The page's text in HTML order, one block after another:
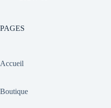
PAGES
Accueil
Boutique